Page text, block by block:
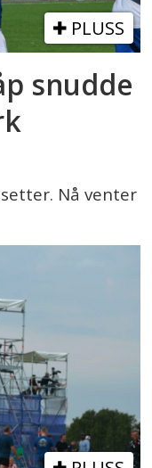
PLUSS
snudde
Nå venter